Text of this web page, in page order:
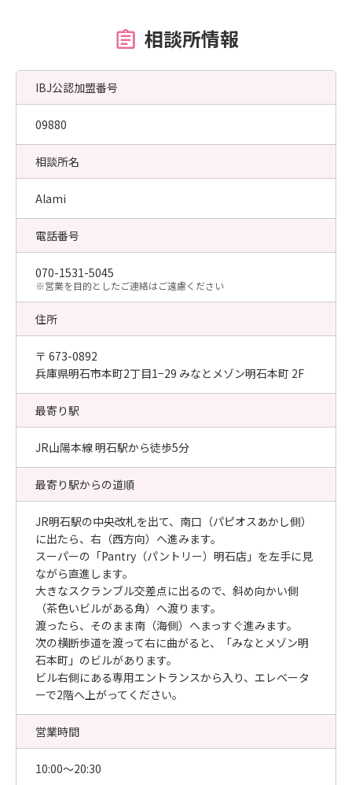
相談所情報
IBJ公認加盟番号
09880
相談所名
Alami
電話番号
070-1531-5045
​※営業を目的としたご連絡はご遠慮ください
住所
〒 673-0892
兵庫県明石市本町2丁目1−29 みなとメゾン明石本町 2F
最寄り駅
JR山陽本線 明石駅から徒歩5分
最寄り駅からの道順
JR明石駅の中央改札を出て、南口（パピオスあかし側）
に出たら、右（西方向）へ進みます。
スーパーの「Pantry（パントリー）明石店」を左手に見
ながら直進します。
大きなスクランブル交差点に出るので、斜め向かい側
（茶色いビルがある角）へ渡ります。
渡ったら、そのまま南（海側）へまっすぐ進みます。
次の横断歩道を渡って右に曲がると、「みなとメゾン明
石本町」のビルがあります。
ビル右側にある専用エントランスから入り、エレベータ
ーで2階へ上がってください。
営業時間
10:00〜20:30